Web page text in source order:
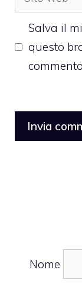
web
Salva il
questo
Nome